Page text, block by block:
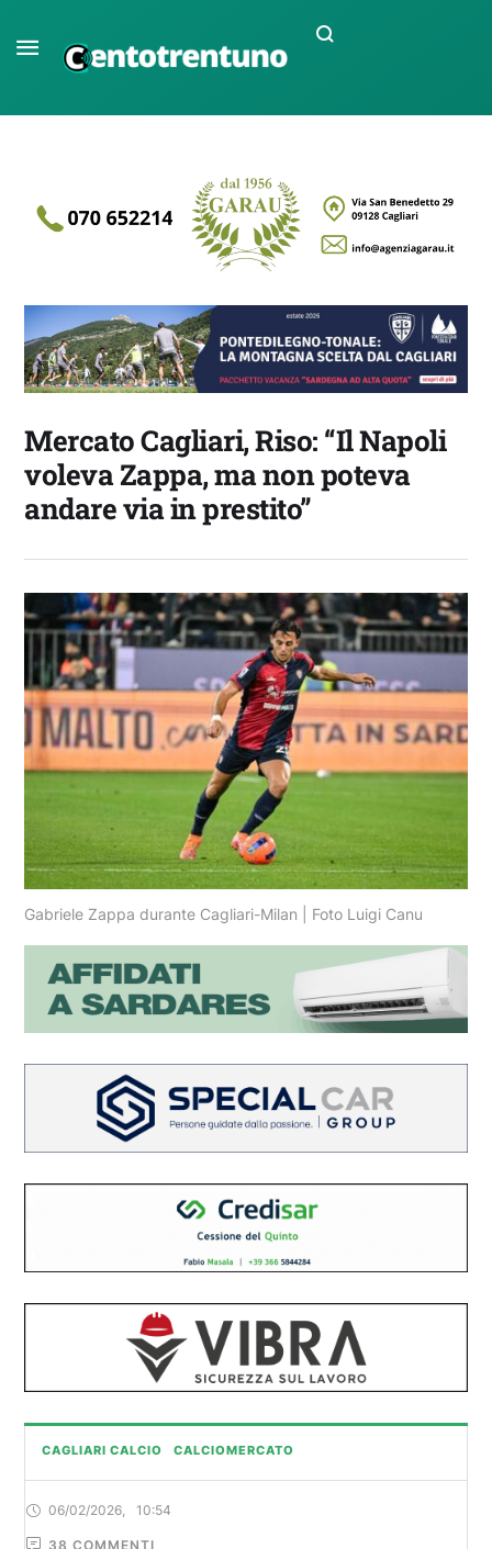
Mercato Cagliari, Riso: “Il Napoli
voleva Zappa, ma non poteva
andare via in prestito”
Gabriele Zappa durante Cagliari-Milan | Foto Luigi Canu
CAGLIARI CALCIO CALCIOMERCATO
06/02/2026 10:54
38 COMMENTI